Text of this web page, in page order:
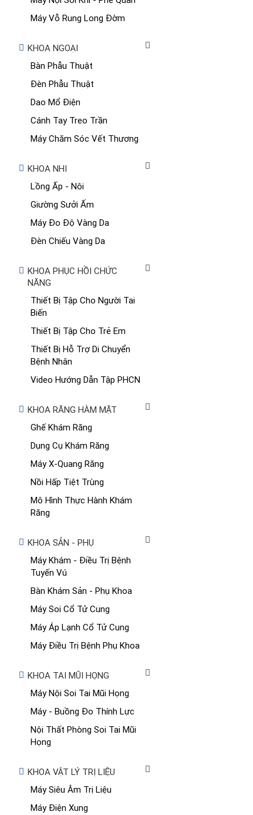
Máy Vỗ Rung Long Đờm
KHOA NGOẠI
Bàn Phẫu Thuật
Đèn Phẫu Thuật
Dao Mổ Điện
Cánh Tay Treo Trần
Máy Chăm Sóc Vết Thương
KHOA NHI
Lồng Ấp - Nôi
Giường Sưởi Ấm
Máy Đo Độ Vàng Da
Đèn Chiếu Vàng Da
KHOA PHỤC HỒI CHỨC
NĂNG
Thiết Bị Tập Cho Người Tai
Biến
Thiết Bị Tập Cho Trẻ Em
Thiết Bị Hỗ Trợ Di Chuyển
Bệnh Nhân
Video Hướng Dẫn Tập PHCN
KHOA RĂNG HÀM MẶT
Ghế Khám Răng
Dụng Cụ Khám Răng
Máy X-Quang Răng
Nồi Hấp Tiệt Trùng
Mô Hình Thực Hành Khám
Răng
KHOA SẢN - PHỤ
Máy Khám - Điều Trị Bệnh
Tuyến Vú
Bàn Khám Sản - Phụ Khoa
Máy Soi Cổ Tử Cung
Máy Áp Lạnh Cổ Tử Cung
Máy Điều Trị Bệnh Phụ Khoa
KHOA TAI MŨI HỌNG
Máy Nội Soi Tai Mũi Họng
Máy - Buồng Đo Thính Lực
Nội Thất Phòng Soi Tai Mũi
Họng
KHOA VẬT LÝ TRỊ LIỆU
Máy Siêu Âm Trị Liệu
Máy Điện Xung